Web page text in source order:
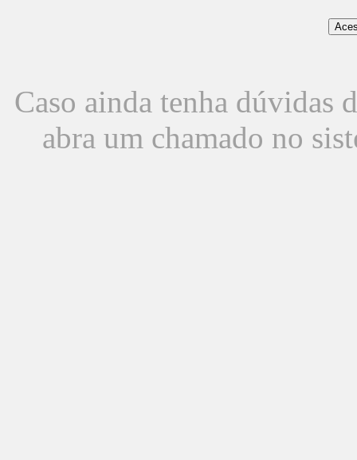
Caso ainda tenha dúvidas
abra um chamado no